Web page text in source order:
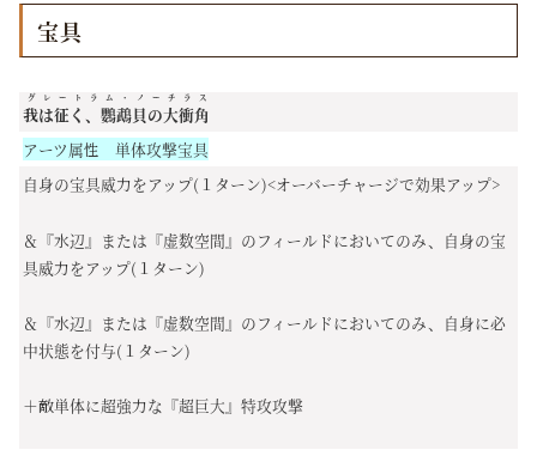
宝具
我は征く、鸚鵡貝の大衝角
グレートラム・ノーチラス
アーツ属性 単体攻撃宝具
自身の宝具威力をアップ(１ターン)<オーバーチャージで効果アップ>
＆『水辺』または『虚数空間』のフィールドにおいてのみ、自身の宝
具威力をアップ(１ターン)
＆『水辺』または『虚数空間』のフィールドにおいてのみ、自身に必
中状態を付与(１ターン)
＋敵単体に超強力な『超巨大』特攻攻撃